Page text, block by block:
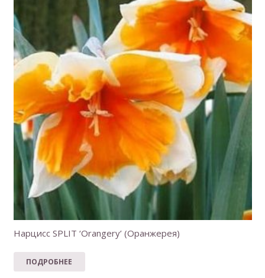
Нарцисс SPLIT ‘Orangery’ (Оранжерея)
ПОДРОБНЕЕ